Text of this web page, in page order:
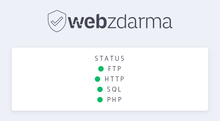
STATUS
FTP
HTTP
SQL
PHP